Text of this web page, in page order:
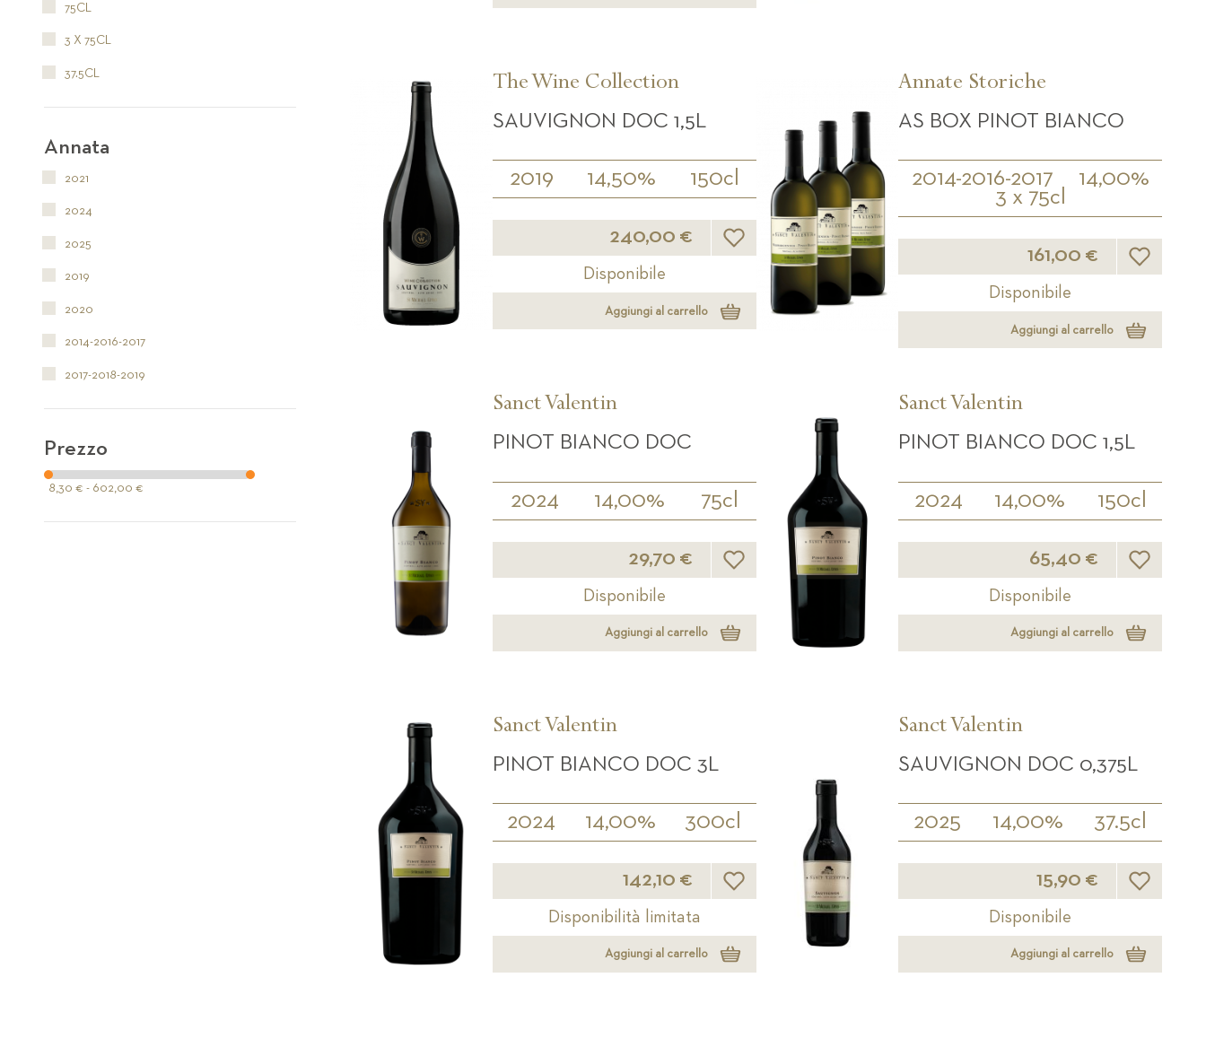
The Wine Collection
SAUVIGNON DOC 1,5L
2019 14,50% 150cl
240,00 € Lista desideri
Disponibile
Aggiungi al carrello
Annate Storiche
AS BOX PINOT BIANCO
2014-2016-2017
14,00%
3 x 75cl
161,00 € Lista
Disponibile
Aggiungi al carrello
Sanct Valentin
PINOT BIANCO DOC
2024 14,00% 75cl
29,70 € Lista desideri
Disponibile
Aggiungi al carrello
Sanct Valentin
PINOT BIANCO DOC 1,5L
2024 14,00% 150cl
65,40 €
Disponibile
Aggiungi al carrello
Sanct Valentin
PINOT BIANCO DOC 3L
2024 14,00% 300cl
142,10 € Lista desideri
Disponibilità limitata
Aggiungi al carrello
Sanct Valentin
SAUVIGNON DOC 0,375L
2025 14,00% 37.5cl
15,90 € Lista
Disponibile
Aggiungi al carrello
75CL
3 X 75CL
37.5CL
Annata
2021
2024
2025
2019
2020
2014-2016-2017
2017-2018-2019
Prezzo
8,30 € - 602,00 €